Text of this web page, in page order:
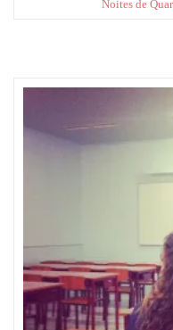
Noites de